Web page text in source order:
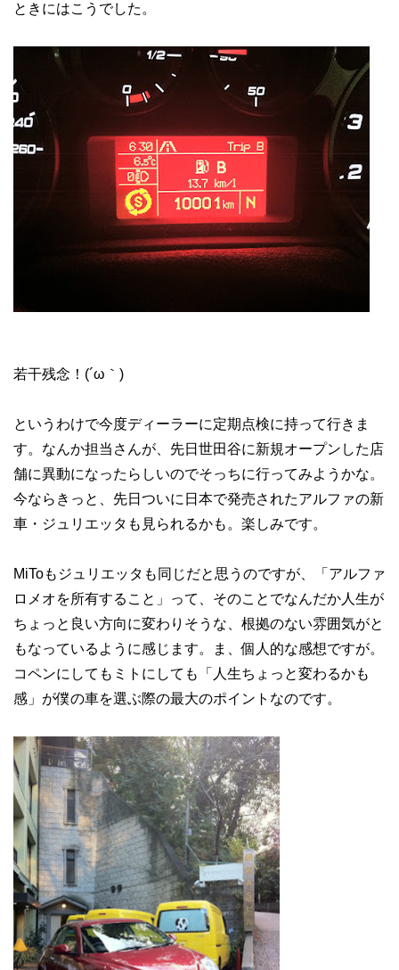
ときにはこうでした。
若干残念！(´ω｀)
というわけで今度ディーラーに定期点検に持って行きま
す。なんか担当さんが、先日世田谷に新規オープンした店
舗に異動になったらしいのでそっちに行ってみようかな。
今ならきっと、先日ついに日本で発売されたアルファの新
車・ジュリエッタも見られるかも。楽しみです。
MiToもジュリエッタも同じだと思うのですが、「アルファ
ロメオを所有すること」って、そのことでなんだか人生が
ちょっと良い方向に変わりそうな、根拠のない雰囲気がと
もなっているように感じます。ま、個人的な感想ですが。
コペンにしてもミトにしても「人生ちょっと変わるかも
感」が僕の車を選ぶ際の最大のポイントなのです。